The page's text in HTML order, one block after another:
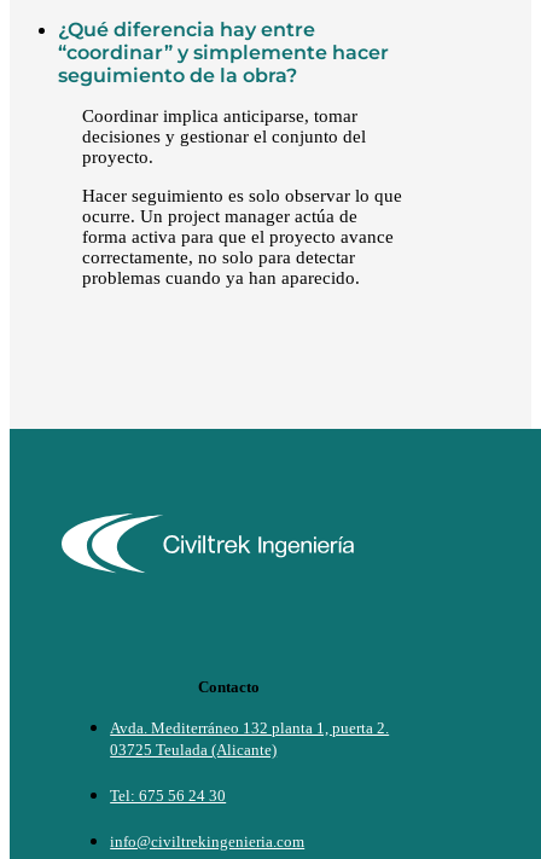
¿Qué diferencia hay entre
“coordinar” y simplemente hacer
seguimiento de la obra?
Coordinar implica anticiparse, tomar
decisiones y gestionar el conjunto del
proyecto.
Hacer seguimiento es solo observar lo que
ocurre. Un project manager actúa de
forma activa para que el proyecto avance
correctamente, no solo para detectar
problemas cuando ya han aparecido.
Contacto
Avda. Mediterráneo 132 planta 1, puerta 2.
03725 Teulada (Alicante)
Tel: 675 56 24 30
info@civiltrekingenieria.com